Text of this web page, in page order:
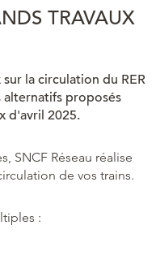
TRAVAUX
la circulation du RER
alternatifs proposés
d'avril 2025.
SNCF Réseau réalise
de vos trains.
: